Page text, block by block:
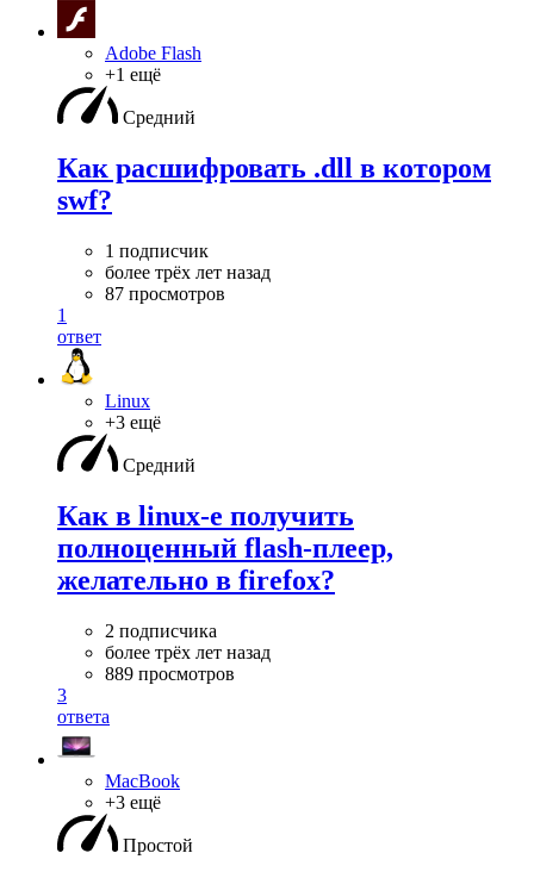
Adobe Flash
+1 ещё
Средний
Как расшифровать .dll в котором
swf?
1 подписчик
более трёх лет назад
87 просмотров
1
ответ
Linux
+3 ещё
Средний
Как в linux-е получить
полноценный flash-плеер,
желательно в firefox?
2 подписчика
более трёх лет назад
889 просмотров
3
ответа
MacBook
+3 ещё
Простой